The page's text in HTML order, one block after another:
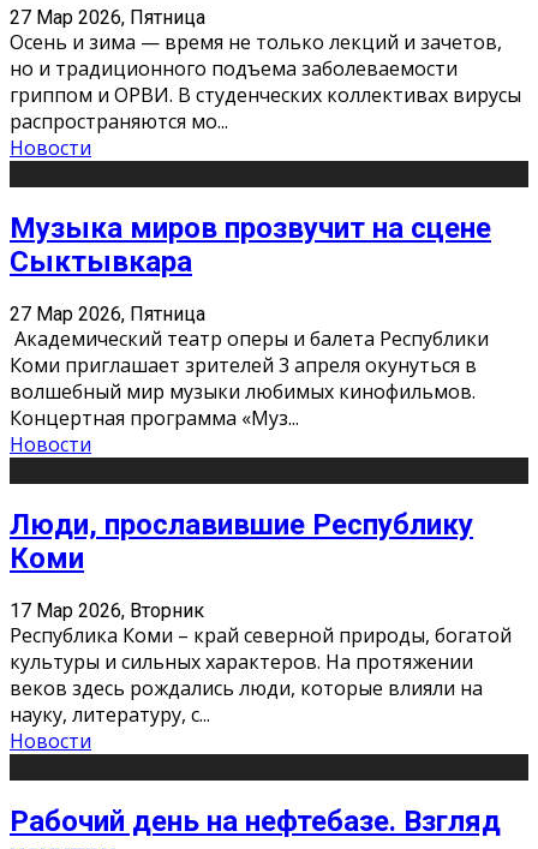
27 Мар 2026, Пятница
Осень и зима — время не только лекций и зачетов,
но и традиционного подъема заболеваемости
гриппом и ОРВИ. В студенческих коллективах вирусы
распространяются мо...
Новости
Музыка миров прозвучит на сцене
Сыктывкара
27 Мар 2026, Пятница
Академический театр оперы и балета Республики
Коми приглашает зрителей 3 апреля окунуться в
волшебный мир музыки любимых кинофильмов.
Концертная программа «Муз...
Новости
Люди, прославившие Республику
Коми
17 Мар 2026, Вторник
Республика Коми – край северной природы, богатой
культуры и сильных характеров. На протяжении
веков здесь рождались люди, которые влияли на
науку, литературу, с...
Новости
Рабочий день на нефтебазе. Взгляд